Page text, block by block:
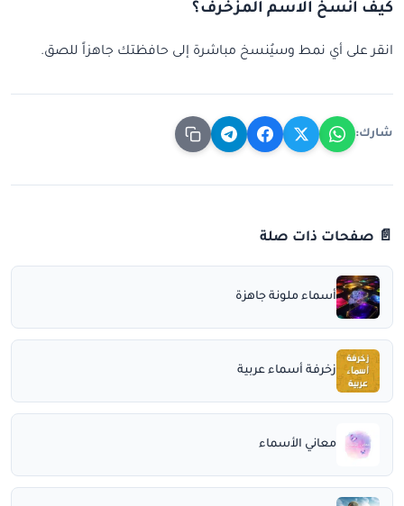
كيف أنسخ الاسم المزخرف؟
انقر على أي نمط وسيُنسخ مباشرة إلى حافظتك جاهزاً للصق.
شارك:
📄 صفحات ذات صلة
أسماء ملونة جاهزة
زخرفة أسماء عربية
معاني الأسماء